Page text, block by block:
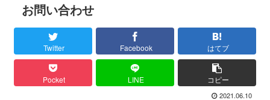
お問い合わせ
Twitter Facebook はてブ
Pocket LINE コピー
2021.06.10